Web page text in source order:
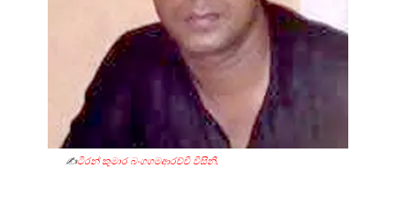
✍️ටිරන් කුමාර බංගගමආරච්චි විසිනි.